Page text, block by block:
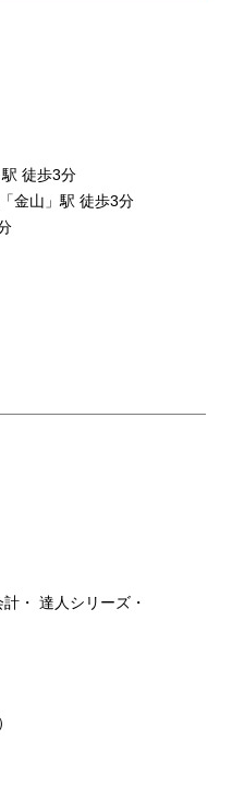
徒歩3分
金山」駅 徒歩3分
・ 達⼈シリーズ・